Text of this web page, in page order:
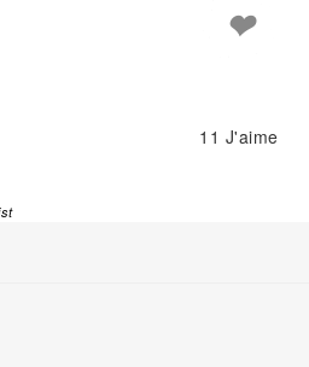
❤
11 J'aime